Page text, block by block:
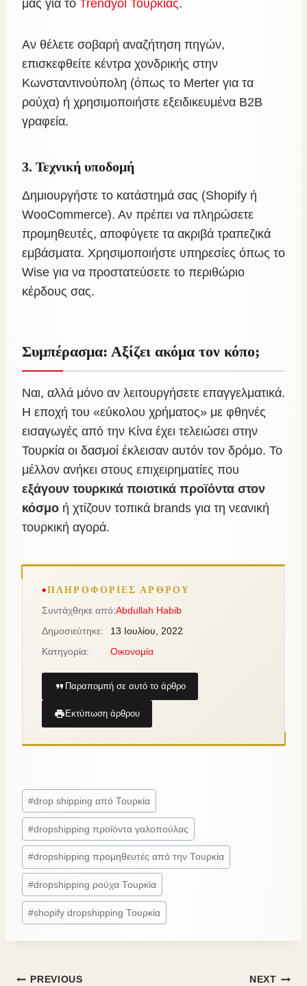
μας για το Trendyol Τουρκίας.
Αν θέλετε σοβαρή αναζήτηση πηγών,
επισκεφθείτε κέντρα χονδρικής στην
Κωνσταντινούπολη (όπως το Merter για τα
ρούχα) ή χρησιμοποιήστε εξειδικευμένα B2B
γραφεία.
3. Τεχνική υποδομή
Δημιουργήστε το κατάστημά σας (Shopify ή
WooCommerce). Αν πρέπει να πληρώσετε
προμηθευτές, αποφύγετε τα ακριβά τραπεζικά
εμβάσματα. Χρησιμοποιήστε υπηρεσίες όπως το
Wise για να προστατεύσετε το περιθώριο
κέρδους σας.
Συμπέρασμα: Αξίζει ακόμα τον κόπο;
Ναι, αλλά μόνο αν λειτουργήσετε επαγγελματικά.
Η εποχή του «εύκολου χρήματος» με φθηνές
εισαγωγές από την Κίνα έχει τελειώσει στην
Τουρκία οι δασμοί έκλεισαν αυτόν τον δρόμο. Το
μέλλον ανήκει στους επιχειρηματίες που
εξάγουν τουρκικά ποιοτικά προϊόντα στον
κόσμο ή χτίζουν τοπικά brands για τη νεανική
τουρκική αγορά.
ΠΛΗΡΟΦΟΡΊΕΣ ΆΡΘΡΟΥ
Συντάχθηκε από:Abdullah Habib
Δημοσιεύτηκε:
13 Ιουλίου, 2022
Κατηγορία:
Οικονομία
Παραπομπή σε αυτό το άρθρο
Εκτύπωση άρθρου
#drop shipping από Τουρκία
#dropshipping προϊόντα γαλοπούλας
#dropshipping προμηθευτές από την Τουρκία
#dropshipping ρούχα Τουρκία
#shopify dropshipping Τουρκία
PREVIOUS NEXT